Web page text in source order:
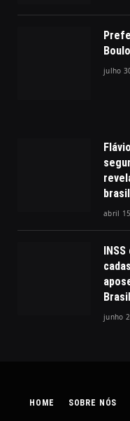
julho
abril
Brasil
junho
HOME SOBRE NÓS